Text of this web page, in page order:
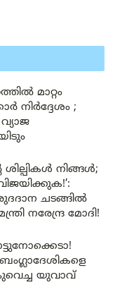
മാറ്റം
നിർദ്ദേശം ;
ശില്പികൾ നിങ്ങൾ;
ചടങ്ങിൽ
നരേന്ദ്ര മോദി!
യുവാവ്